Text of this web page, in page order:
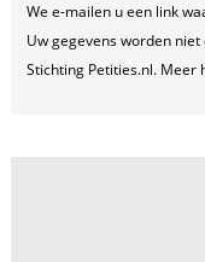
We e-mailen u een link
Uw gegevens worden
Stichting Petities.nl. Meer